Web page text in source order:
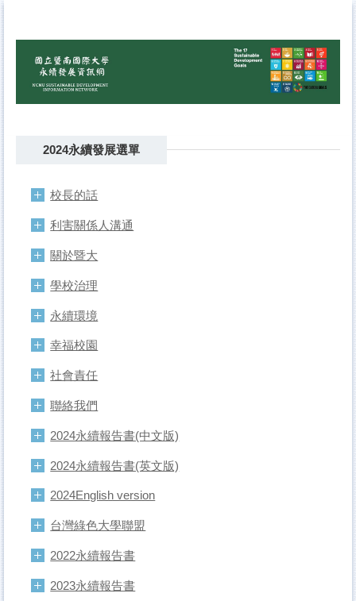
2024永續發展選單
校長的話
利害關係人溝通
關於暨大
學校治理
永續環境
幸福校園
社會責任
聯絡我們
2024永續報告書(中文版)
2024永續報告書(英文版)
2024English version
台灣綠色大學聯盟
2022永續報告書
2023永續報告書